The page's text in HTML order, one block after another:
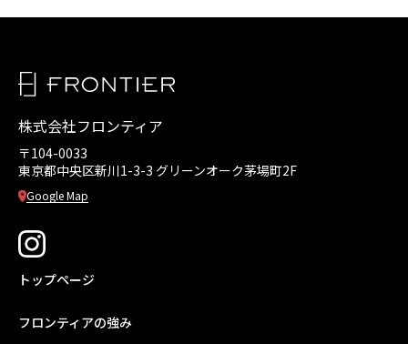
株式会社フロンティア
〒104-0033
東京都中央区新川1-3-3 グリーンオーク茅場町2F
Google Map
トップページ
フロンティアの強み